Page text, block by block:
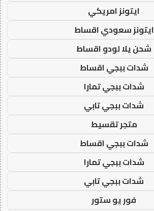
ايتونز امريكي
ايتونز سعودي اقساط
شحن يلا لودو اقساط
شدات ببجي اقساط
شدات ببجي تمارا
شدات ببجي تابي
متجر تقسيط
شدات ببجي اقساط
شدات ببجي تمارا
شدات ببجي تابي
فور يو ستور